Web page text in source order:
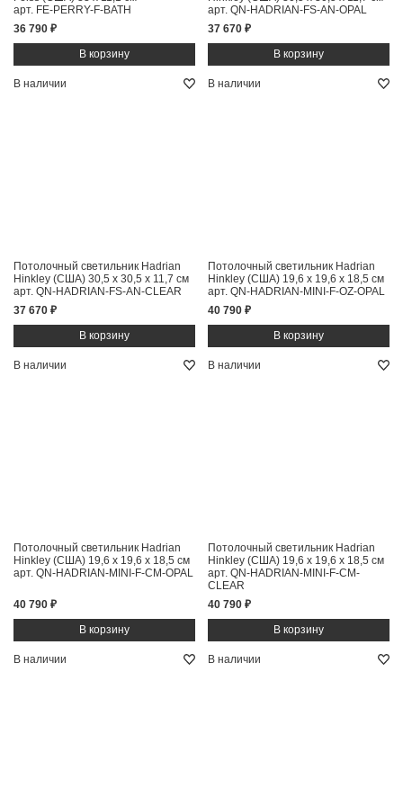
арт. FE-PERRY-F-BATH
36 790 ₽
арт. QN-HADRIAN-FS-AN-OPAL
37 670 ₽
В наличии
Потолочный светильник Hadrian
Hinkley (США) 30,5 x 30,5 x 11,7 см
арт. QN-HADRIAN-FS-AN-CLEAR
37 670 ₽
В наличии
Потолочный светильник Hadrian
Hinkley (США) 19,6 x 19,6 x 18,5 см
арт. QN-HADRIAN-MINI-F-OZ-OPAL
40 790 ₽
В наличии
Потолочный светильник Hadrian
Hinkley (США) 19,6 x 19,6 x 18,5 см
арт. QN-HADRIAN-MINI-F-CM-OPAL
40 790 ₽
В наличии
Потолочный светильник Hadrian
Hinkley (США) 19,6 x 19,6 x 18,5 см
арт. QN-HADRIAN-MINI-F-CM-
CLEAR
40 790 ₽
В наличии В наличии